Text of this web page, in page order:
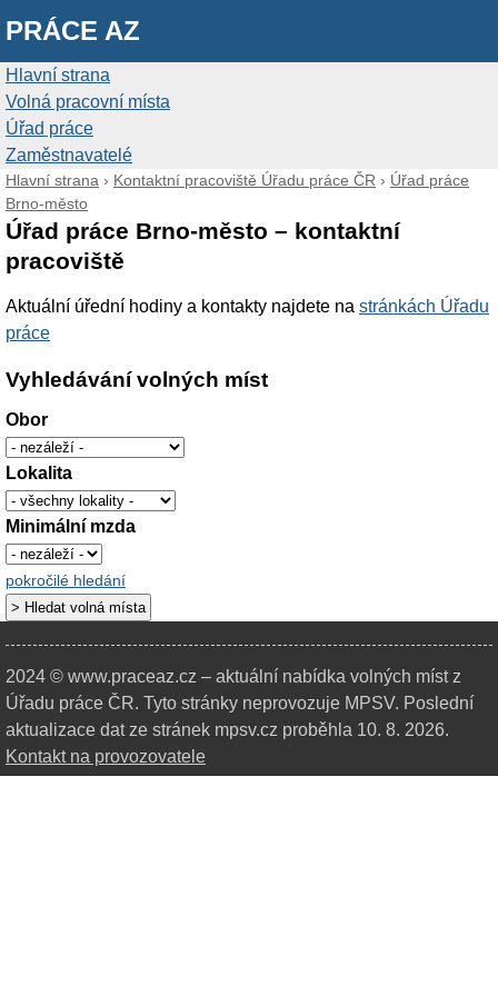
PRÁCE AZ
Hlavní strana
Volná pracovní místa
Úřad práce
Zaměstnavatelé
Hlavní strana › Kontaktní pracoviště Úřadu práce ČR › Úřad práce
Brno-město
Úřad práce Brno-město – kontaktní
pracoviště
Aktuální úřední hodiny a kontakty najdete na stránkách Úřadu
práce
Vyhledávání volných míst
Obor
Lokalita
Minimální mzda
pokročilé hledání
2024 © www.praceaz.cz – aktuální nabídka volných míst z
Úřadu práce ČR. Tyto stránky neprovozuje MPSV. Poslední
aktualizace dat ze stránek mpsv.cz proběhla 10. 8. 2026.
Kontakt na provozovatele